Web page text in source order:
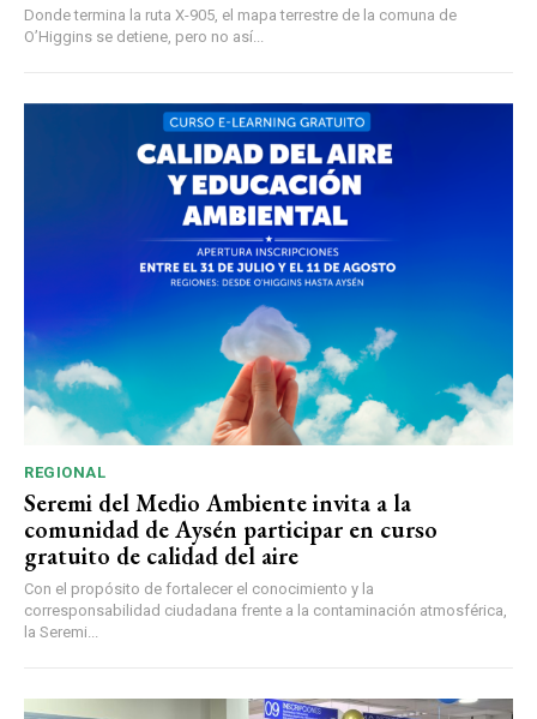
Donde termina la ruta X-905, el mapa terrestre de la comuna de
O’Higgins se detiene, pero no así...
REGIONAL
Seremi del Medio Ambiente invita a la
comunidad de Aysén participar en curso
gratuito de calidad del aire
Con el propósito de fortalecer el conocimiento y la
corresponsabilidad ciudadana frente a la contaminación atmosférica,
la Seremi...